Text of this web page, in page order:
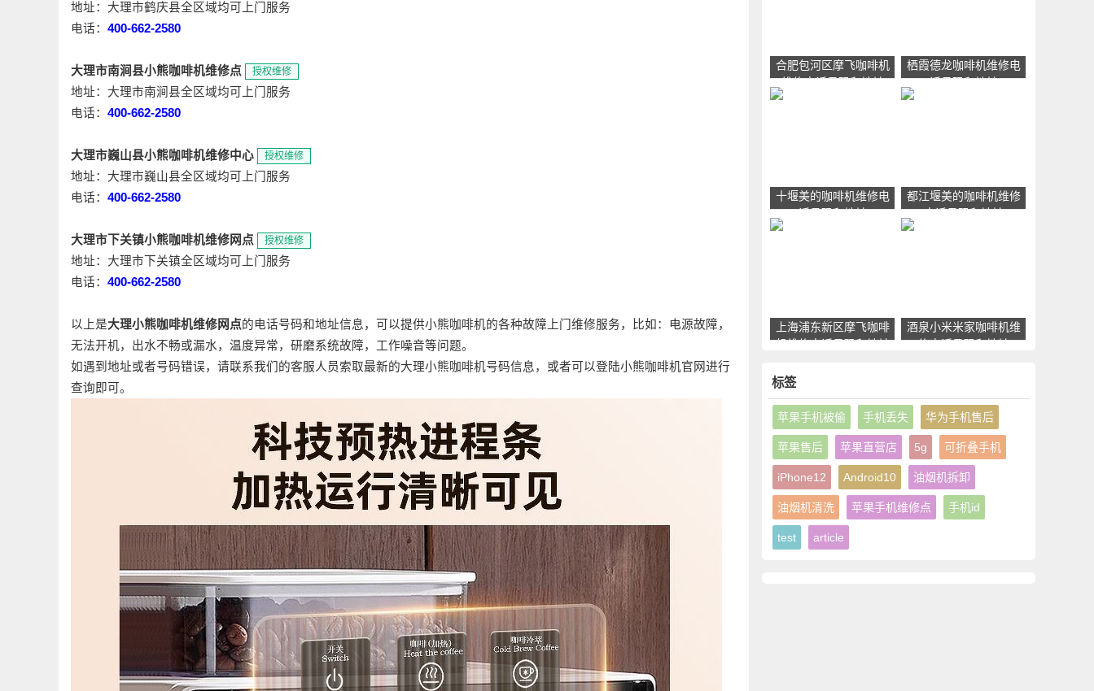
地址：大理市鹤庆县全区域均可上门服务
电话： 400-662-2580
大理市南涧县小熊咖啡机维修点 授权维修
地址：大理市南涧县全区域均可上门服务
电话： 400-662-2580
大理市巍山县小熊咖啡机维修中心 授权维修
地址：大理市巍山县全区域均可上门服务
电话： 400-662-2580
大理市下关镇小熊咖啡机维修网点 授权维修
地址：大理市下关镇全区域均可上门服务
电话： 400-662-2580
以上是大理小熊咖啡机维修网点的电话号码和地址信息，可以提供小熊咖啡机的各种故障上门维修服务，比如：电源故障，
无法开机，出水不畅或漏水，温度异常，研磨系统故障，工作噪音等问题。
如遇到地址或者号码错误，请联系我们的客服人员索取最新的大理小熊咖啡机号码信息，或者可以登陆小熊咖啡机官网进行
查询即可。
合肥包河区摩飞咖啡机
维修电话号码和地址
栖霞德龙咖啡机维修电
话号码和地址
十堰美的咖啡机维修电
话号码和地址
都江堰美的咖啡机维修
电话号码和地址
上海浦东新区摩飞咖啡
机维修电话号码和地址
酒泉小米米家咖啡机维
修电话号码和地址
标签
苹果手机被偷 手机丢失 华为手机售后
苹果售后 苹果直营店 5g 可折叠手机
iPhone12 Android10 油烟机拆卸
油烟机清洗 苹果手机维修点 手机id
test article